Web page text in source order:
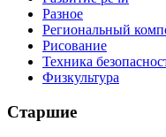
Разное
Региональный
Рисование
Техника
Физкультура
Старшие